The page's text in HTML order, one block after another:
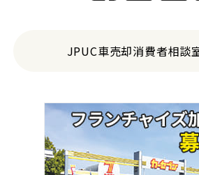
JPUC車売却消費者相談